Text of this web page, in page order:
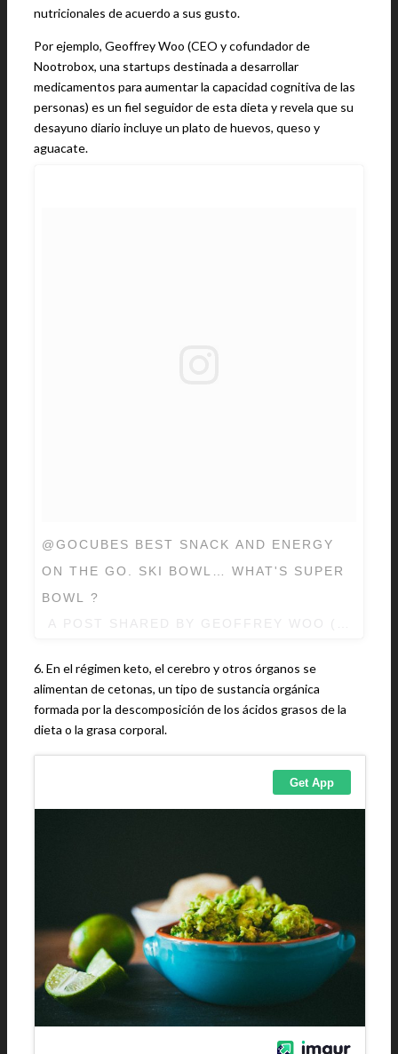
nutricionales de acuerdo a sus gusto.
Por ejemplo, Geoffrey Woo (CEO y cofundador de
Nootrobox, una startups destinada a desarrollar
medicamentos para aumentar la capacidad cognitiva de las
personas) es un fiel seguidor de esta dieta y revela que su
desayuno diario incluye un plato de huevos, queso y
aguacate.
@GOCUBES BEST SNACK AND ENERGY
ON THE GO. SKI BOWL… WHAT'S SUPER
BOWL ?
6. En el régimen keto, el cerebro y otros órganos se
alimentan de cetonas, un tipo de sustancia orgánica
formada por la descomposición de los ácidos grasos de la
dieta o la grasa corporal.